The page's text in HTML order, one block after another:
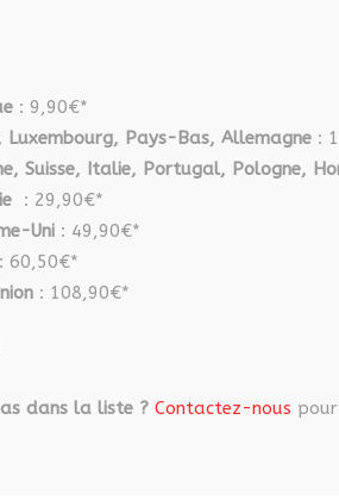
: 9,90€*
Luxembourg, Pays-Bas, Allemagne :
Suisse, Italie, Portugal, Pologne,
: 29,90€*
Uni : 49,90€*
: 60,50€*
: 108,90€*
dans la liste ? Contactez-nous